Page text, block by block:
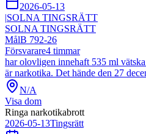
2026-05-13
|SOLNA TINGSRÄTT
SOLNA TINGSRÄTT
MålB 792-26
Försvarare4 timmar
har olovligen innehaft 535 ml
är narkotika. Det hände den 27
N/A
Visa dom
Ringa narkotikabrott
2026-05-13Tingsrätt